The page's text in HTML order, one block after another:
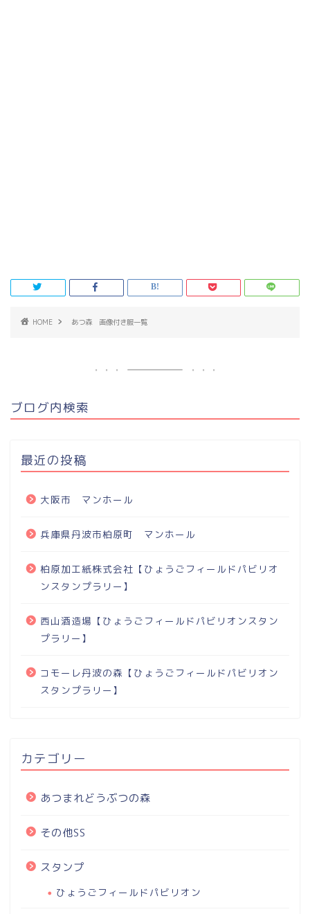
HOME あつ森 画像付き服一覧
ブログ内検索
最近の投稿
大阪市 マンホール
兵庫県丹波市柏原町 マンホール
柏原加工紙株式会社【ひょうごフィールドパビリオ
ンスタンプラリー】
西山酒造場【ひょうごフィールドパビリオンスタン
プラリー】
コモーレ丹波の森【ひょうごフィールドパビリオン
スタンプラリー】
カテゴリー
あつまれどうぶつの森
その他SS
スタンプ
ひょうごフィールドパビリオン